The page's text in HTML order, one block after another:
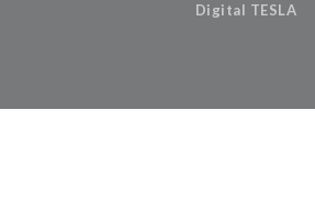
Digital TESLA